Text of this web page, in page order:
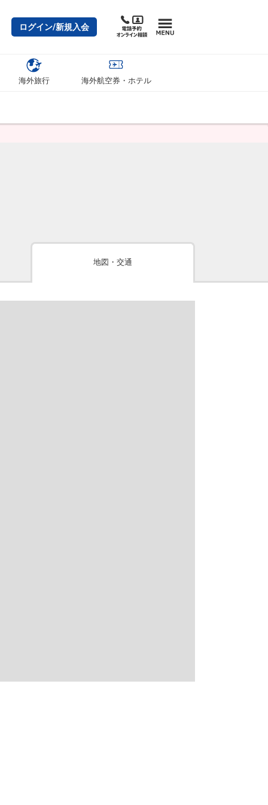
ログイン/新規入会
海外旅行 海外航空券・ホテル
地図・交通